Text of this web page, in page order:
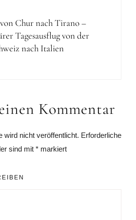
Chur nach Tirano –
Tagesausflug von der
nach Italien
Kommentar
wird nicht veröffentlicht. Erforderliche
sind mit * markiert